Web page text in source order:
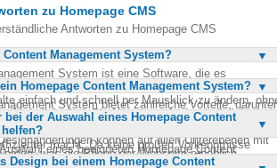
zu Homepage CMS
Antworten zu Homepage CMS
Management System?
System ist eine Software, die es
zu gestalten, zu warten und zu aktualisieren.
einfach und schnell per Mausklick zu ändern,
sind. Die Nutzung erfordert lediglich einen
Downloads notwendig sind, wird kein
können auf allen Unterebenen mit
was die Pflege der Webseite erheblich
Homepage Content Management System?
System bietet zahlreiche Vorteile, darunter
von Webinhalten. Es ermöglicht
Unterebenen mit nur einem Klick, was die
macht. Da keine großen Vorkenntnisse
Laien problemlos damit arbeiten. Zudem spart
bei der Auswahl eines Homepage Content
helfen?
eines geeigneten Homepage Content
Unterstützung bieten. Sie beraten bei der
Design bei einem Homepage Content